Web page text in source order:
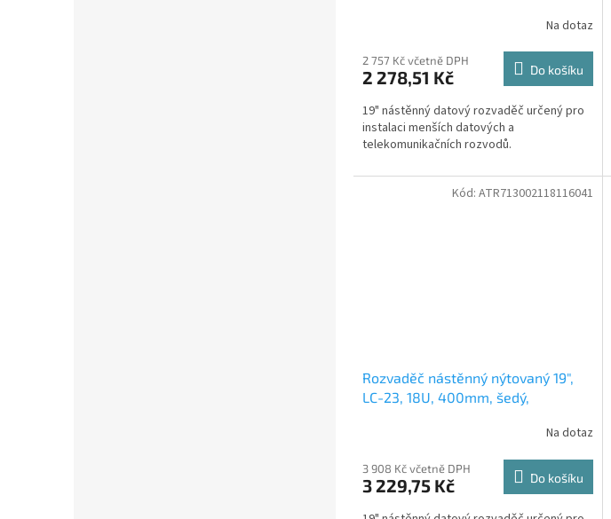
Na dotaz
2 757 Kč včetně DPH
2 278,51 Kč Do košíku
19" nástěnný datový rozvaděč určený pro
instalaci menších datových a
telekomunikačních rozvodů.
Rozvaděč nástěnný nýtovaný 19",
LC-23, 18U, 400mm, šedý,
Na dotaz
3 908 Kč včetně DPH
3 229,75 Kč Do košíku
Kód: ATR713002118116041